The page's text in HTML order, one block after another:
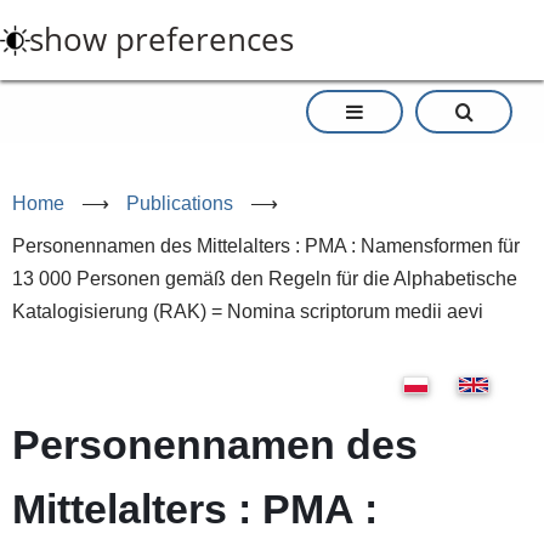
to
main
show preferences
Home ⟶ Publications ⟶
Personennamen des Mittelalters : PMA : Namensformen für
13 000 Personen gemäß den Regeln für die Alphabetische
Katalogisierung (RAK) = Nomina scriptorum medii aevi
Personennamen des
Mittelalters : PMA :